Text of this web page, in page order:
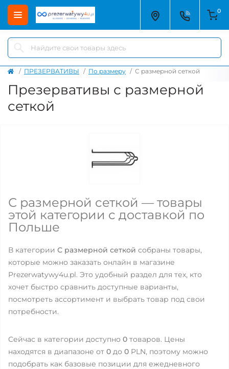
0
ПРЕЗЕРВАТИВЫ По размеру С размерной сеткой
Презервативы с размерной
сеткой
С размерной сеткой — товары
этой категории с доставкой по
Польше
В категории С размерной сеткой собраны товары,
которые можно заказать онлайн в магазине
Prezerwatywy4u.pl. Это удобный раздел для тех, кто
хочет быстро сравнить доступные варианты,
посмотреть ассортимент и выбрать товар под свои
потребности.
Сейчас в категории доступно 0 товаров. Цены
находятся в диапазоне от 0 до 0 PLN, поэтому можно
подобрать как базовые позиции для ежедневного